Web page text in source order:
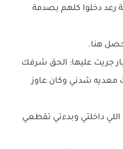
دخلوا كلهم بصدمة
هنا.
جريت عليها: الحق شرفك
معديه شدني وكان عاوز
داخلتي وبدءتي تقطعي